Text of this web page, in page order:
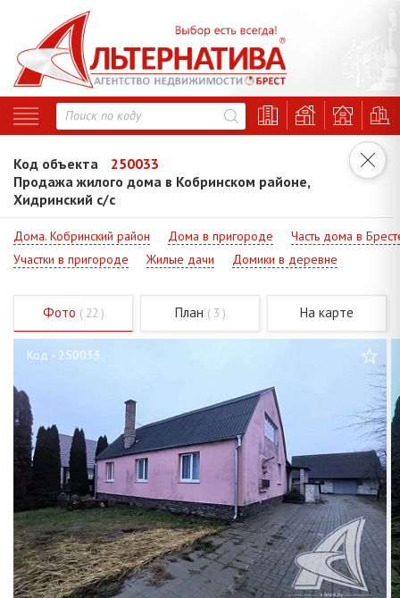
Код объекта
250033
Продажа жилого дома в Кобринском районе,
Хидринский с/с
Дома. Кобринский район Дома в пригороде
Часть дома в
Участки в пригороде
Жилые дачи Домики в деревне
Фото ( 22 ) План ( 3 ) На карте
Код - 250033